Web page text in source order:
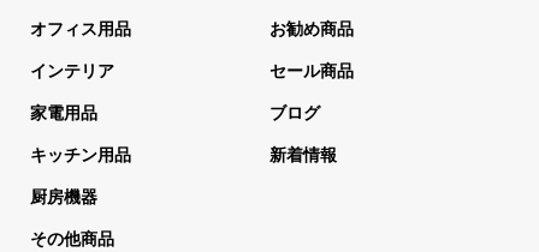
オフィス用品
インテリア
家電用品
キッチン用品
厨房機器
その他商品
お勧め商品
セール商品
ブログ
新着情報